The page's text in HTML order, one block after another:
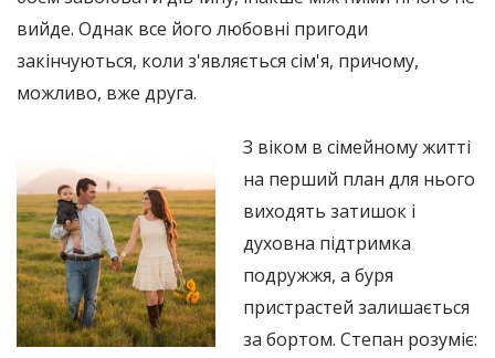
вийде. Однак все його любовні пригоди
закінчуються, коли з'являється сім'я, причому,
можливо, вже друга.
З віком в сімейному житті
на перший план для нього
виходять затишок і
духовна підтримка
подружжя, а буря
пристрастей залишається
за бортом. Степан розуміє: